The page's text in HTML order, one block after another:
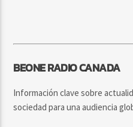
BEONE RADIO CANADA
Información clave sobre
sociedad para una audiencia